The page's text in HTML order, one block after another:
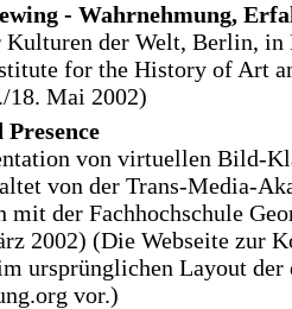
- Wahrnehmung,
Kulturen der Welt, Berlin,
for the History of Art
18. Mai 2002)
von virtuellen Bild-
von der Trans-Media-
mit der Fachhochschule
2002) (Die Webseite zur
ursprünglichen Layout der
vor.)